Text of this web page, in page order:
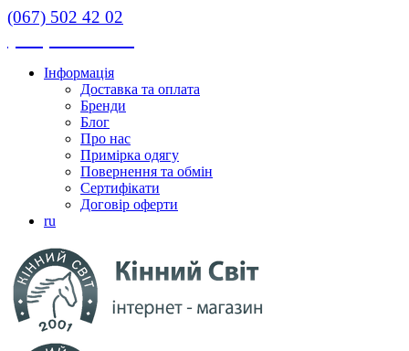
(067) 502 42 02
Інформація
Доставка та оплата
Бренди
Блог
Про нас
Примірка одягу
Повернення та обмін
Сертифікати
Договір оферти
ru